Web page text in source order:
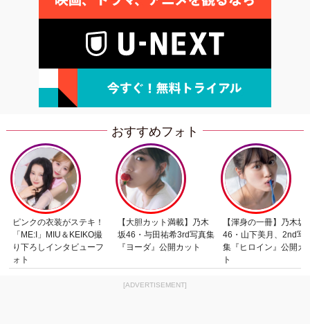
おすすめフォト
ピンクの衣装がステキ！
「ME:I」MIU＆KEIKO撮
り下ろしインタビューフ
ォト
【大胆カット満載】乃木
坂46・与田祐希3rd写真集
『ヨーダ』公開カット
【渾身の一冊】乃木坂
46・山下美月、2nd写
集『ヒロイン』公開カ
ト
[ADVERTISEMENT]